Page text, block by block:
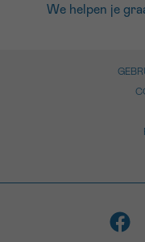
We helpen je